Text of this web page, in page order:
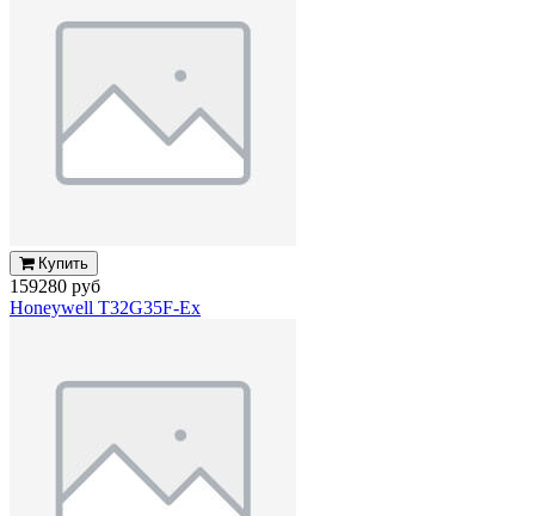
Купить
159280 руб
Honeywell T32G35F-Ex